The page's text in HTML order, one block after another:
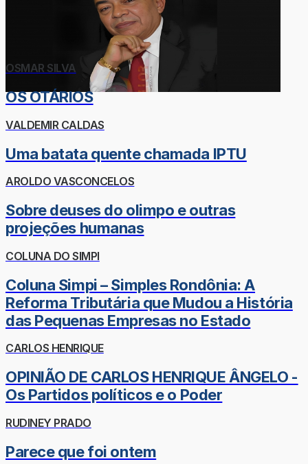
OSMAR SILVA
OS OTÁRIOS
VALDEMIR CALDAS
Uma batata quente chamada IPTU
AROLDO VASCONCELOS
Sobre deuses do olimpo e outras
projeções humanas
COLUNA DO SIMPI
Coluna Simpi – Simples Rondônia: A
Reforma Tributária que Mudou a História
das Pequenas Empresas no Estado
CARLOS HENRIQUE
OPINIÃO DE CARLOS HENRIQUE ÂNGELO -
Os Partidos políticos e o Poder
RUDINEY PRADO
Parece que foi ontem